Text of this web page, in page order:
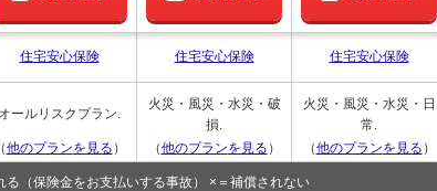
住宅安心保険 住宅安心保険 住宅安心保険
オールリスクプラン.
火災・風災・水災・破
損.
火災・風災・水災・日
常.
（他のプランを見る ） （他のプランを見る ） （他のプランを見る ）
る（保険金をお支払いする事故） ×＝補償されない